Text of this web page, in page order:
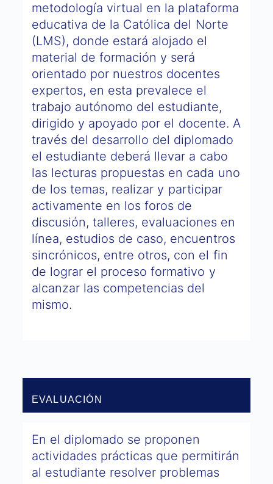
metodología virtual en la plataforma
educativa de la Católica del Norte
(LMS), donde estará alojado el
material de formación y será
orientado por nuestros docentes
expertos, en esta prevalece el
trabajo autónomo del estudiante,
dirigido y apoyado por el docente. A
través del desarrollo del diplomado
el estudiante deberá llevar a cabo
las lecturas propuestas en cada uno
de los temas, realizar y participar
activamente en los foros de
discusión, talleres, evaluaciones en
línea, estudios de caso, encuentros
sincrónicos, entre otros, con el fin
de lograr el proceso formativo y
alcanzar las competencias del
mismo.
EVALUACIÓN
En el diplomado se proponen
actividades prácticas que permitirán
al estudiante resolver problemas